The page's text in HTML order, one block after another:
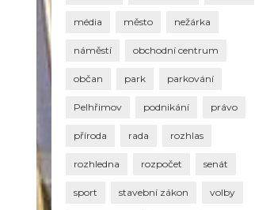
média město nežárka
náměstí obchodní centrum
občan park parkování
Pelhřimov podnikání právo
příroda rada rozhlas
rozhledna rozpočet senát
sport stavební zákon volby